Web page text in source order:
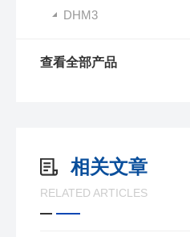
DHM3
查看全部产品
相关文章
RELATED ARTICLES